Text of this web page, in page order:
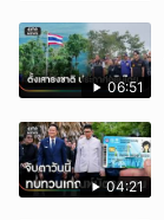
06:51
04:21